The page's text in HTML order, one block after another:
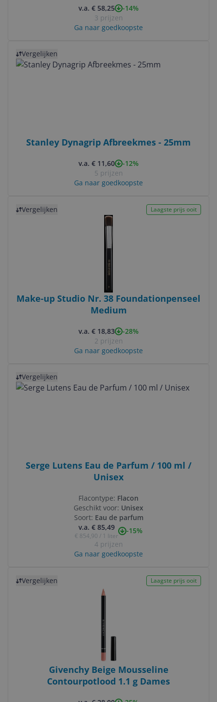
v.a. € 58,25
-14%
3 prijzen
Ga naar goedkoopste
Vergelijken
Stanley Dynagrip Afbreekmes - 25mm
v.a. € 11,60
-12%
5 prijzen
Ga naar goedkoopste
Vergelijken Laagste prijs ooit
Make-up Studio Nr. 38 Foundationpenseel
Medium
v.a. € 18,83
-28%
2 prijzen
Ga naar goedkoopste
Vergelijken
Serge Lutens Eau de Parfum / 100 ml /
Unisex
Flacontype: Flacon
Geschikt voor: Unisex
Soort: Eau de parfum
v.a. € 85,49
€ 854,90 / 1 liter
-15%
4 prijzen
Ga naar goedkoopste
Vergelijken Laagste prijs ooit
Givenchy Beige Mousseline
Contourpotlood 1.1 g Dames